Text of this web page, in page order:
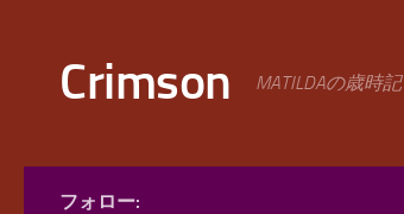
Crimson MATILDAの歳時記
フォロー: